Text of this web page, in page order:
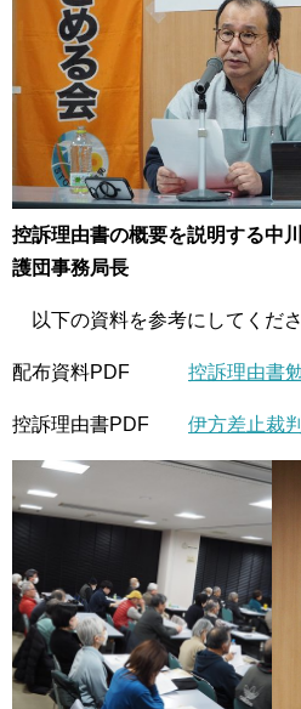
控訴理由書の概要を説明する中
護団事務局長
以下の資料を参考にしてくださ
配布資料PDF 控訴理由書
控訴理由書PDF 伊方差止裁